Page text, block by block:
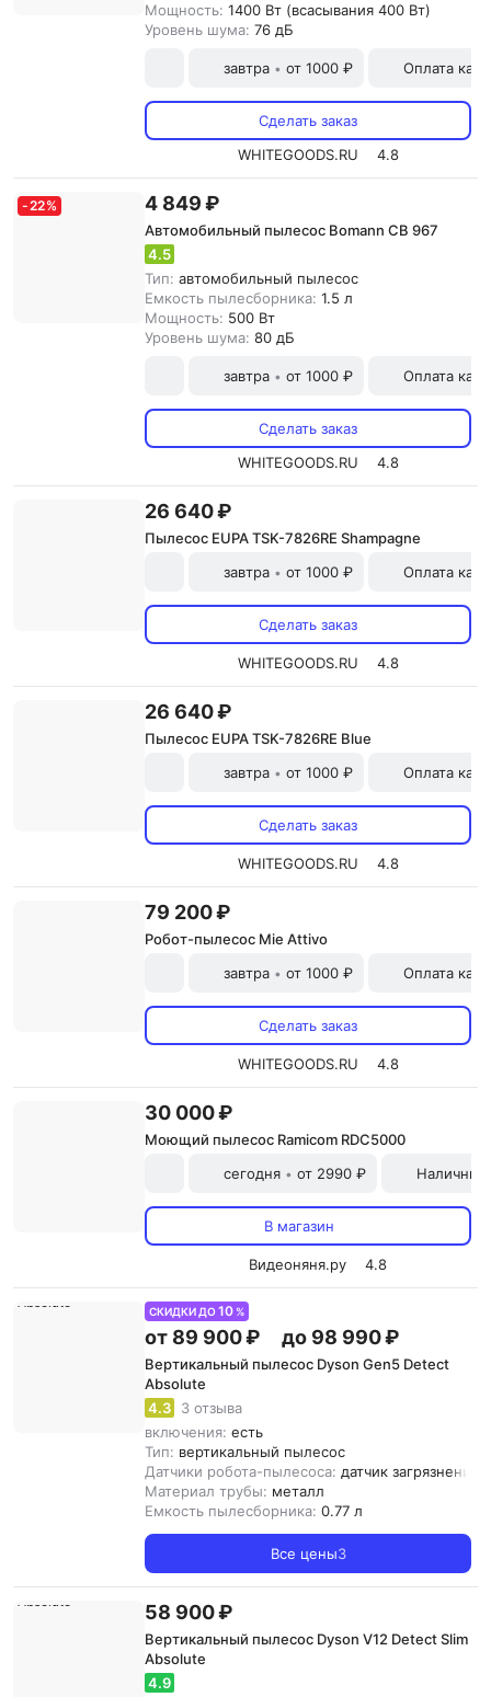
Мощность: 1400 Вт (всасывания 400 Вт)
Уровень шума: 76 дБ
завтра • от 1000 ₽ Оплата
Сделать заказ
WHITEGOODS.RU
4.8
-22% 4 849 ₽
Автомобильный пылесос Bomann CB 967
4.5
Тип: автомобильный пылесос
Емкость пылесборника: 1.5 л
Мощность: 500 Вт
Уровень шума: 80 дБ
завтра • от 1000 ₽ Оплата
Сделать заказ
WHITEGOODS.RU
4.8
26 640 ₽
Пылесос EUPA TSK-7826RE Shampagne
завтра • от 1000 ₽ Оплата
Сделать заказ
WHITEGOODS.RU 4.8
26 640 ₽
Пылесос EUPA TSK-7826RE Blue
завтра • от 1000 ₽ Оплата
Сделать заказ
WHITEGOODS.RU 4.8
79 200 ₽
Робот-пылесос Mie Attivo
завтра • от 1000 ₽ Оплата
Сделать заказ
WHITEGOODS.RU 4.8
30 000 ₽
Моющий пылесос Ramicom RDC5000
сегодня • от 2990 ₽
В магазин
Видеоняня.ру 4.8
СКИДКИ ДО10 %
от 89 900 ₽ до 98 990 ₽
Вертикальный пылесос Dyson Gen5 Detect
Absolute
4.3
3 отзыва
включения: есть
Тип: вертикальный пылесос
Датчики робота-пылесоса: датчик
Материал трубы: металл
Емкость пылесборника: 0.77 л
Все цены3
58 900 ₽
Вертикальный пылесос Dyson V12 Detect Slim
Absolute
4.9